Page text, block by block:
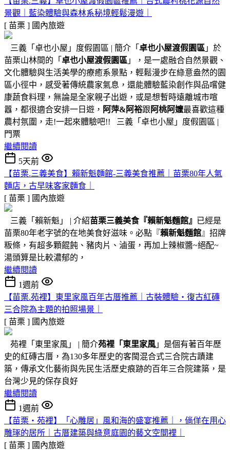
景觀｜藍染體驗與森林系秘境輕鬆漫遊｜
[ 苗栗 ] 國內旅遊
三義「卓也小屋」度假園區 | 簡介「 卓也小屋渡假園區 」於
苗栗山林間的「 卓也小屋渡假園區 」，是一處融合自然景觀、
文化體驗與生活美學的療癒系景點，輕鬆漫步在綠意盎然的園
區小徑中，感受著傳統農家氣息，還能體驗藍染創作與品嚐健
康蔬食料理，無論是全家親子出遊，或是想暫時遠離城市喧
囂，都很適合安排一日遊， 阿萍&阿裕跟 阿桃阿嬤最喜歡這種
農村氛圍，走!一起來體驗吧!! 三義「卓也小屋」度假園區 |
門票
繼續閱讀
5天前
【苗栗.三義美食】賴新魁麵館-三義美食推薦｜苗栗80年人氣
麵店，古早味客家麵食｜
[ 苗栗 ] 國內旅遊
三義「賴新魁」 | 介紹苗栗三義美食『賴新魁麵館』 已經是
苗栗80年老字號的在地美食好滋味。必點『賴新魁麵館』招牌
粄條，有超多顆餛飩、豬肉片、滷蛋，再加上辣椒醬~絕配~
湯頭算是比較濃郁的，
繼續閱讀
1週前
【苗栗.苑裡】東里家風百年古厝推薦｜古裝體驗・復古紅磚
三合院為主題的拍照場景｜
[ 苗栗 ] 國內旅遊
苑裡「東里家風」 | 簡介苑裡「東里家風 」是個有著百年歷
史的紅磚古厝，為130多年歷史的客閩混合式三合院古蹟建
築，傳承文化藝術與先民生活歷史痕跡的百年三合院建築，是
台灣少見的保存良好
繼續閱讀
1週前
【苗栗・苑裡】「心雕居」風和海的盛宴推薦｜，倘佯在用心
雕琢的居所｜古厝建築與綠意庭園的藝文空間裡｜
[ 苗栗 ] 國內旅遊